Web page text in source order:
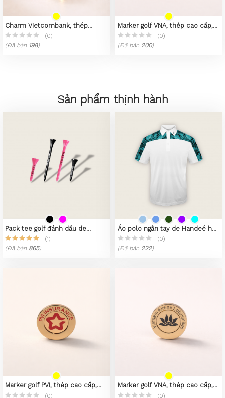
Charm Vietcombank, thép
không gỉ 316L, mạ vàng 23k
(0)
(Đã bán 198)
Marker golf VNA, thép cao cấp,
mạ PVD vàng 23K
(0)
(Đã bán 200)
Sản phẩm thịnh hành
Pack tee golf đánh dấu de
Handeé No.01(1)
(Đã bán 865)
Áo polo ngắn tay de Handeé họa
tiết lá cây
(0)
(Đã bán 222)
Marker golf PVI, thép cao cấp,
mạ PVD vàng 23K
(0)
Marker golf VNA, thép cao cấp,
mạ PVD vàng 23K
(0)